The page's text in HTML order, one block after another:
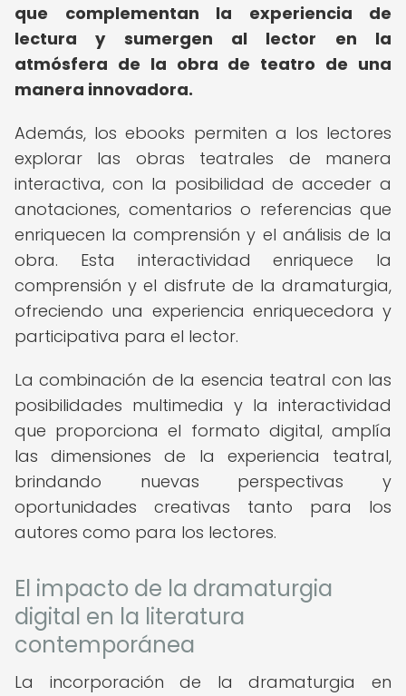
que complementan la experiencia de
lectura y sumergen al lector en la
atmósfera de la obra de teatro de una
manera innovadora.
Además, los ebooks permiten a los lectores
explorar las obras teatrales de manera
interactiva, con la posibilidad de acceder a
anotaciones, comentarios o referencias que
enriquecen la comprensión y el análisis de la
obra. Esta interactividad enriquece la
comprensión y el disfrute de la dramaturgia,
ofreciendo una experiencia enriquecedora y
participativa para el lector.
La combinación de la esencia teatral con las
posibilidades multimedia y la interactividad
que proporciona el formato digital, amplía
las dimensiones de la experiencia teatral,
brindando nuevas perspectivas y
oportunidades creativas tanto para los
autores como para los lectores.
El impacto de la dramaturgia
digital en la literatura
contemporánea
La incorporación de la dramaturgia en